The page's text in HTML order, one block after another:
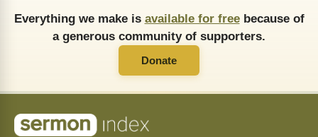
Everything we make is available for freebecause of
a generous community of supporters.
Donate